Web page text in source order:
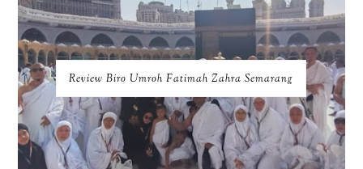
Review Biro Umroh Fatimah Zahra Semarang